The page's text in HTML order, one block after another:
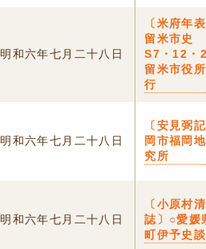
明和六年七月二十八日
〔米府年
留米市史
S7・12
留米市役
行
明和六年七月二十八日
〔安見弼
岡市福岡
究所
明和六年七月二十八日
〔小原村
誌〕○愛媛
町伊予史